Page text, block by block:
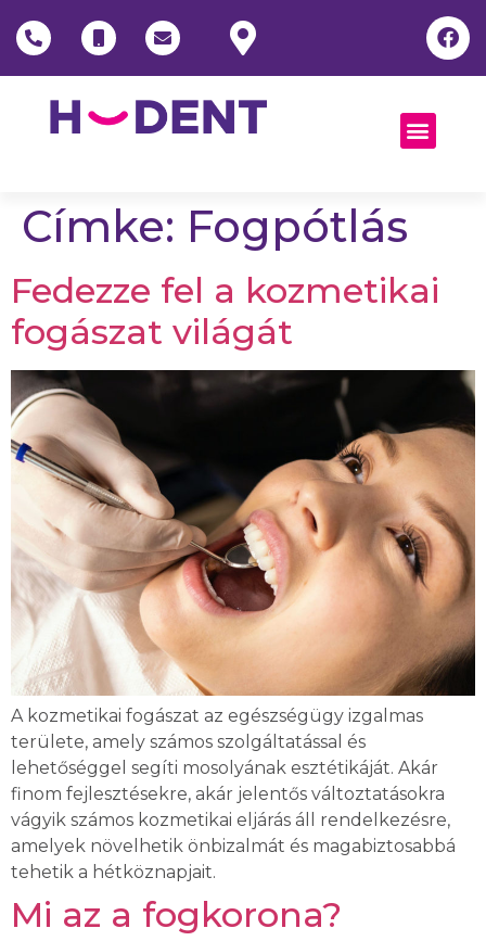
Címke: Fogpótlás
Fedezze fel a kozmetikai
fogászat világát
A kozmetikai fogászat az egészségügy izgalmas
területe, amely számos szolgáltatással és
lehetőséggel segíti mosolyának esztétikáját. Akár
finom fejlesztésekre, akár jelentős változtatásokra
vágyik számos kozmetikai eljárás áll rendelkezésre,
amelyek növelhetik önbizalmát és magabiztosabbá
tehetik a hétköznapjait.
Mi az a fogkorona?